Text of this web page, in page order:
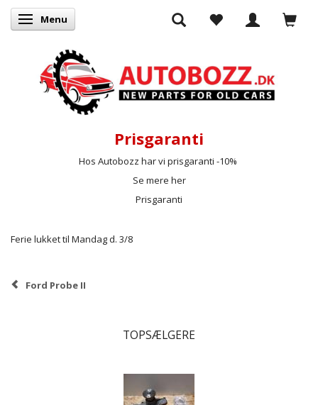
Skifte navigation
Menu
Prisgaranti
Hos Autobozz har vi prisgaranti -10%
Se mere her
Prisgaranti
Ferie lukket til Mandag d. 3/8
Ford Probe II
TOPSÆLGERE